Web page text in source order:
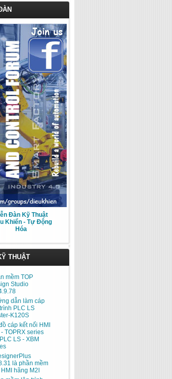
Đàn Kỹ Thuật
Khiển - Tự Động
Hóa
THUẬT
mềm TOP
Studio
dẫn làm cáp
PLC LS
K120S
cáp kết nối HMI
- TOPRX series
LS - XBM
là phần mềm
hãng M2I